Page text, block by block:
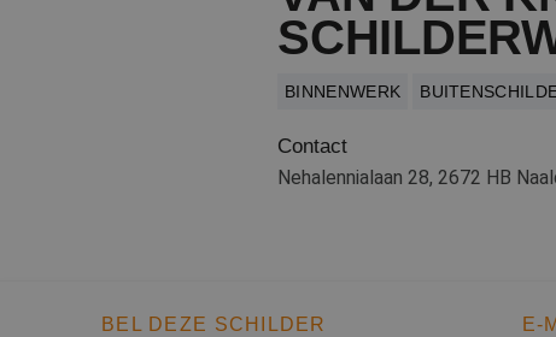
BINNENWERK
Contact
Nehalennialaan 28, 2672 HB
BEL DEZE SCHILDER E-